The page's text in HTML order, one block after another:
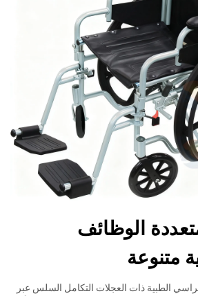
الوظائف
متنوعة
الطبية ذات العجلات التكامل السلس عبر